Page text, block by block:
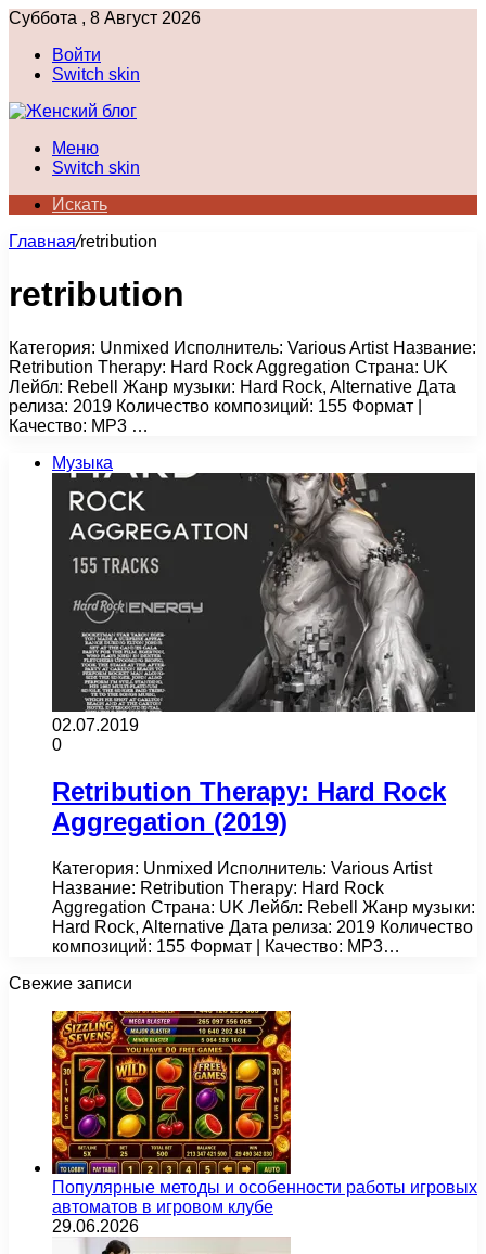
Суббота , 8 Август 2026
Войти
Switch skin
Меню
Switch skin
Искать
Главная/retribution
retribution
Категория: Unmixed Исполнитель: Various Artist Название:
Retribution Therapy: Hard Rock Aggregation Страна: UK
Лейбл: Rebell Жанр музыки: Hard Rock, Alternative Дата
релиза: 2019 Количество композиций: 155 Формат |
Качество: MP3 …
Музыка
02.07.2019
0
Retribution Therapy: Hard Rock
Aggregation (2019)
Категория: Unmixed Исполнитель: Various Artist
Название: Retribution Therapy: Hard Rock
Aggregation Страна: UK Лейбл: Rebell Жанр музыки:
Hard Rock, Alternative Дата релиза: 2019 Количество
композиций: 155 Формат | Качество: MP3…
Свежие записи
Популярные методы и особенности работы игровых
автоматов в игровом клубе
29.06.2026